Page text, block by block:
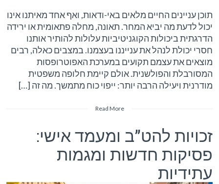
תוכן עניינים החיים מלאים באי-ודאות, ואף אחד מאיתנו אינו
יכול לדעת מה יביא המחר. תאונה, מחלה פתאומית או ירידה
הדרגתית ביכולות הקוגניטיביות עלולות להותיר אותנו
חסרי יכולת לנהל את ענייננו בעצמנו. במצבים כאלה, רבים
מוצאים את עצמם תקועים במערכת האפוטרופסות
המסורבלת והפולשנית. אולם קיימת חלופה משפטית
מודרנית ויעילה הרבה יותר: ייפוי כוח מתמשך. מה זה […]
Read More
זכויות להט”ב ומעמד אישי:
פסיקות חדשות ומגמות
עתידיות